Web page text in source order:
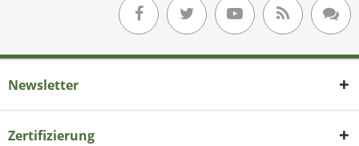
Newsletter
Zertifizierung